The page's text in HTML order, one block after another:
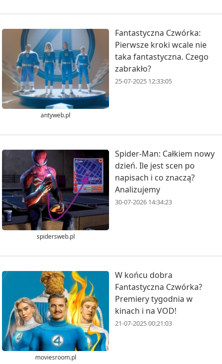
antyweb.pl
Fantastyczna Czwórka:
Pierwsze kroki wcale nie
taka fantastyczna. Czego
zabrakło?
25-07-2025 12:33:05
spidersweb.pl
Spider-Man: Całkiem nowy
dzień. Ile jest scen po
napisach i co znaczą?
Analizujemy
30-07-2026 14:34:23
moviesroom.pl
W końcu dobra
Fantastyczna Czwórka?
Premiery tygodnia w
kinach i na VOD!
21-07-2025 00:21:03